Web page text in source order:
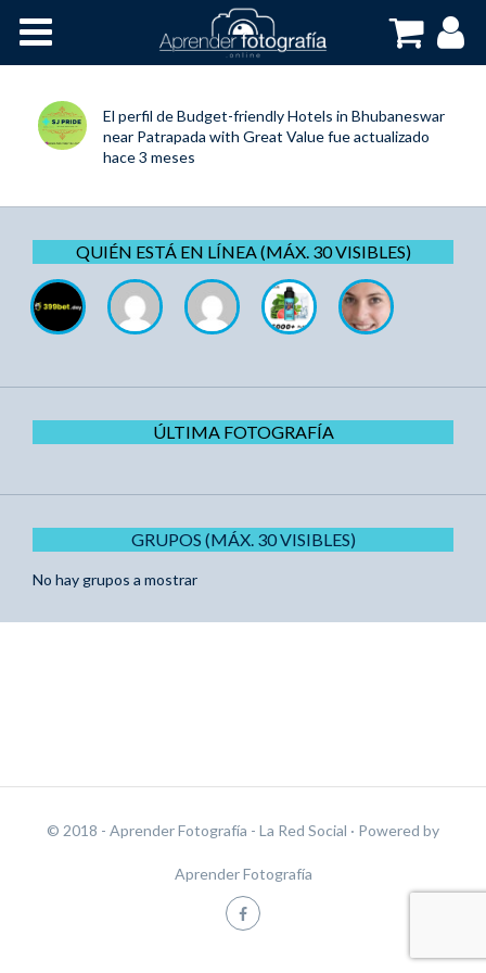
Cursos OnLine
El perfil deBudget-friendly Hotels in Bhubaneswar
near Patrapada with Great Valuefue actualizado
hace 3 meses
QUIÉN ESTÁ EN LÍNEA (MÁX. 30 VISIBLES)
ÚLTIMA FOTOGRAFÍA
GRUPOS (MÁX. 30 VISIBLES)
No hay grupos a mostrar
© 2018 - Aprender Fotografía - La Red Social · Powered by
Aprender Fotografía